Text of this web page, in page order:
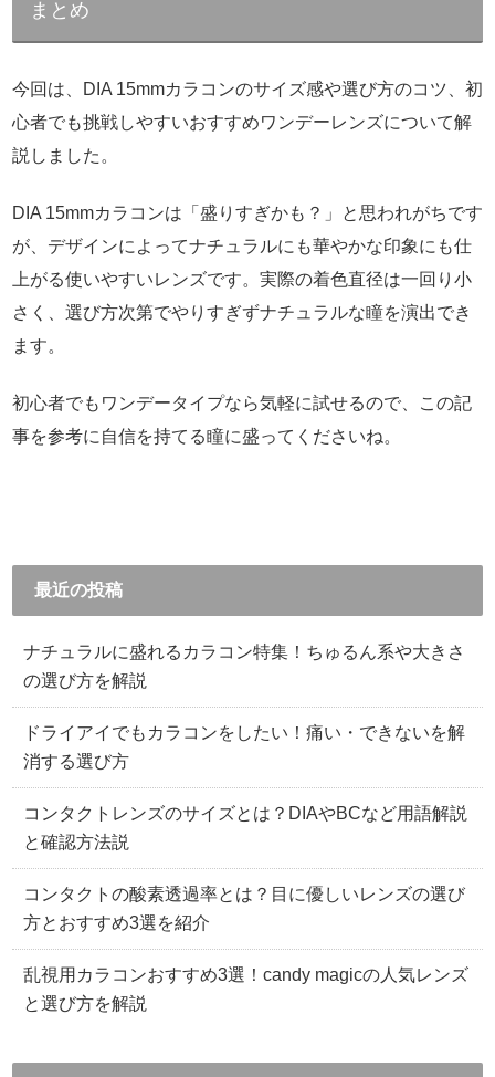
まとめ
今回は、DIA 15mmカラコンのサイズ感や選び方のコツ、初
心者でも挑戦しやすいおすすめワンデーレンズについて解
説しました。
DIA 15mmカラコンは「盛りすぎかも？」と思われがちです
が、デザインによってナチュラルにも華やかな印象にも仕
上がる使いやすいレンズです。実際の着色直径は一回り小
さく、選び方次第でやりすぎずナチュラルな瞳を演出でき
ます。
初心者でもワンデータイプなら気軽に試せるので、この記
事を参考に自信を持てる瞳に盛ってくださいね。
最近の投稿
ナチュラルに盛れるカラコン特集！ちゅるん系や大きさ
の選び方を解説
ドライアイでもカラコンをしたい！痛い・できないを解
消する選び方
コンタクトレンズのサイズとは？DIAやBCなど用語解説
と確認方法説
コンタクトの酸素透過率とは？目に優しいレンズの選び
方とおすすめ3選を紹介
乱視用カラコンおすすめ3選！candy magicの人気レンズ
と選び方を解説